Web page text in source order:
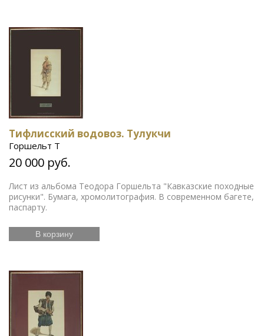
Тифлисский водовоз. Тулукчи
Горшельт Т
20 000 руб.
Лист из альбома Теодора Горшельта "Кавказские походные
рисунки". Бумага, хромолитография. В современном багете,
паспарту.
В корзину